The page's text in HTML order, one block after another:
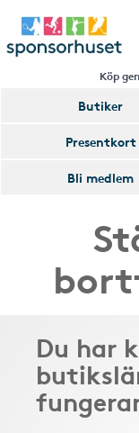
Köp
Butiker
Presentkort
Bli medlem
Du har